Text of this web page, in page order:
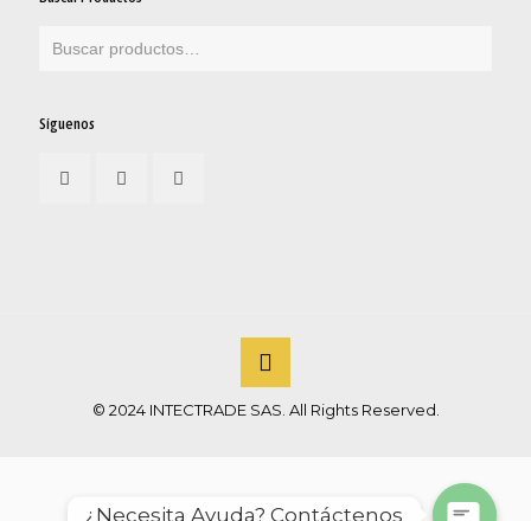
Síguenos
© 2024 INTECTRADE SAS. All Rights Reserved.